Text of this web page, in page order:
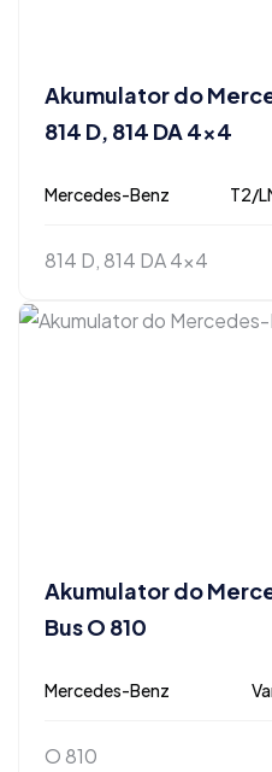
Akumulator do
814 D, 814 DA 4×4
Mercedes-Benz T2/
814 D, 814 DA 4x4
Akumulator do
Bus O 810
Mercedes-Benz
O 810